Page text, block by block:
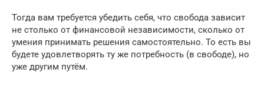
Тогда вам требуется убедить себя, что свобода зависит
не столько от финансовой независимости, сколько от
умения принимать решения самостоятельно. То есть вы
будете удовлетворять ту же потребность (в свободе), но
уже другим путём.